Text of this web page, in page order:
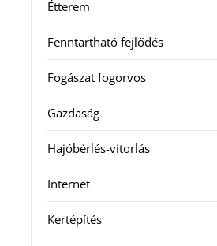
Étterem
Fenntartható fejlődés
Fogászat fogorvos
Gazdaság
Hajóbérlés-vitorlás
Internet
Kertépítés